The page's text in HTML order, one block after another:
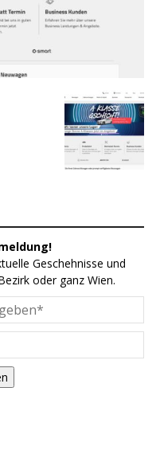
Geschehnisse und
oder ganz Wien.